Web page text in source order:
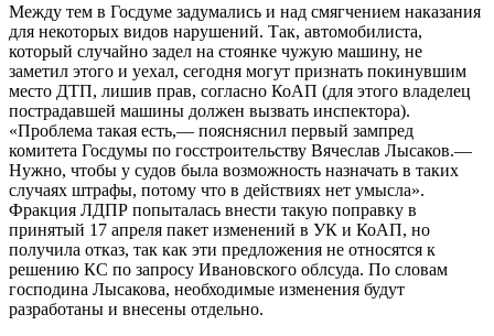
Между тем в Госдуме задумались и над смягчением наказания
для некоторых видов нарушений. Так, автомобилиста,
который случайно задел на стоянке чужую машину, не
заметил этого и уехал, сегодня могут признать покинувшим
место ДТП, лишив прав, согласно КоАП (для этого владелец
пострадавшей машины должен вызвать инспектора).
«Проблема такая есть,— поясняснил первый зампред
комитета Госдумы по госстроительству Вячеслав Лысаков.—
Нужно, чтобы у судов была возможность назначать в таких
случаях штрафы, потому что в действиях нет умысла».
Фракция ЛДПР попыталась внести такую поправку в
принятый 17 апреля пакет изменений в УК и КоАП, но
получила отказ, так как эти предложения не относятся к
решению КС по запросу Ивановского облсуда. По словам
господина Лысакова, необходимые изменения будут
разработаны и внесены отдельно.